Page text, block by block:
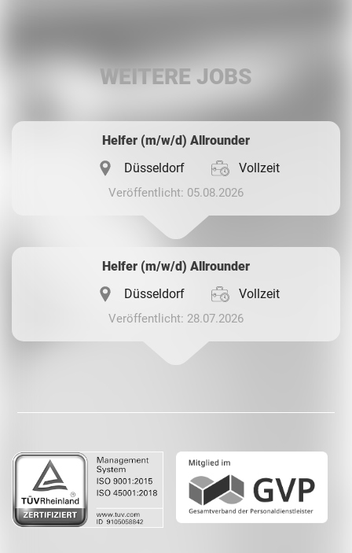
WEITERE JOBS
Helfer (m/w/d) Allrounder
Düsseldorf
Vollzeit
Veröffentlicht: 05.08.2026
Helfer (m/w/d) Allrounder
Düsseldorf
Vollzeit
Veröffentlicht: 28.07.2026